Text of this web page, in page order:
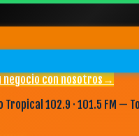
negocio con nosotros→
Tropical 102.9 · 101.5 FM —